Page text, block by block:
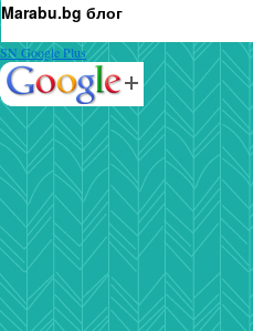
Marabu.bg блог
SN Google Plus